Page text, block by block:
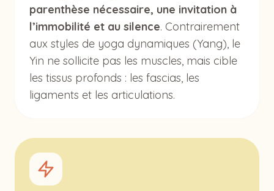
parenthèse nécessaire, une invitation à
l’immobilité et au silence. Contrairement
aux styles de yoga dynamiques (Yang), le
Yin ne sollicite pas les muscles, mais cible
les tissus profonds : les fascias, les
ligaments et les articulations.